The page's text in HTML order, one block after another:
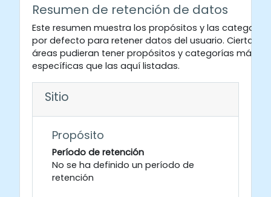
Resumen de retención de datos
Este resumen muestra los propósitos y las categorías
por defecto para retener datos del usuario. Ciertas
áreas pudieran tener propósitos y categorías más
específicas que las aquí listadas.
Sitio
Propósito
Período de retención
No se ha definido un período de
retención